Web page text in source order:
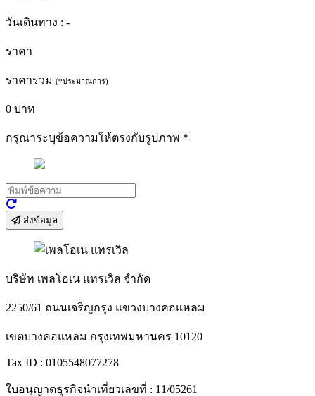
วันเดินทาง : -
ราคา
ราคารวม (*ประมาณการ)
0 บาท
กรุณาระบุข้อความให้ตรงกับรูปภาพ *
ส่งข้อมูล
บริษัท เพลโอเน แทรเวิล จำกัด
2250/61 ถนนเจริญกรุง แขวงบางคอแหลม
เขตบางคอแหลม กรุงเทพมหานคร 10120
Tax ID : 0105548077278
ใบอนุญาตธุรกิจนำเที่ยวเลขที่ : 11/05261